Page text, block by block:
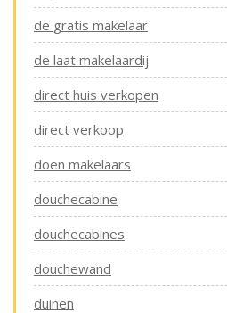
de gratis makelaar
de laat makelaardij
direct huis verkopen
direct verkoop
doen makelaars
douchecabine
douchecabines
douchewand
duinen